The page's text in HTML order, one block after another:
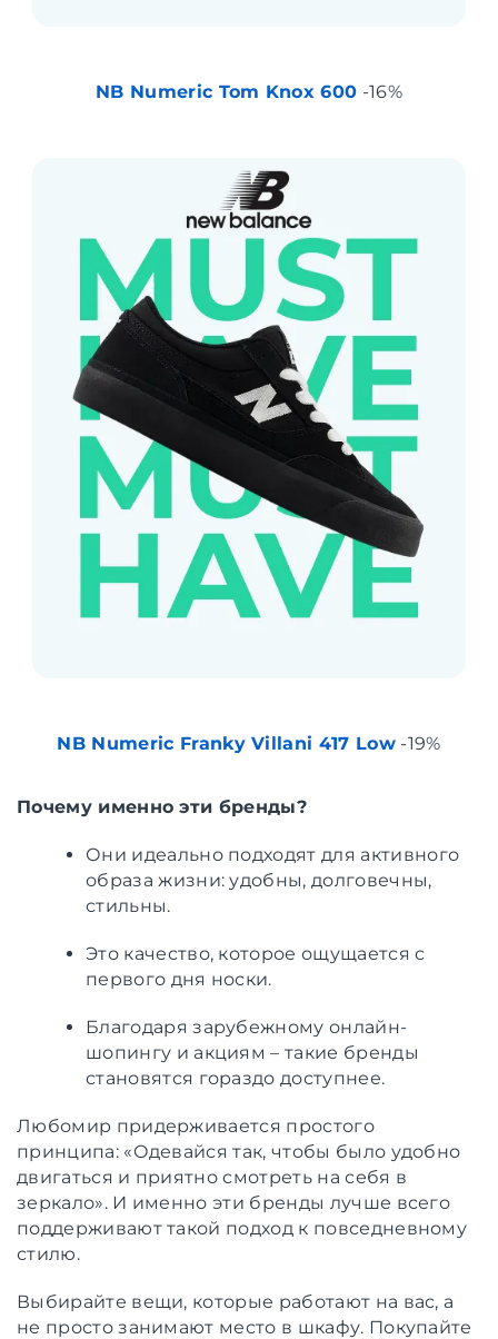
NB Numeric Tom Knox 600 -16%
NB Numeric Franky Villani 417 Low-19%
Почему именно эти бренды?
Они идеально подходят для активного
образа жизни: удобны, долговечны,
стильны.
Это качество, которое ощущается с
первого дня носки.
Благодаря зарубежному онлайн-
шопингу и акциям – такие бренды
становятся гораздо доступнее.
Любомир придерживается простого
принципа: «Одевайся так, чтобы было удобно
двигаться и приятно смотреть на себя в
зеркало». И именно эти бренды лучше всего
поддерживают такой подход к повседневному
стилю.
Выбирайте вещи, которые работают на вас, а
не просто занимают место в шкафу. Покупайте